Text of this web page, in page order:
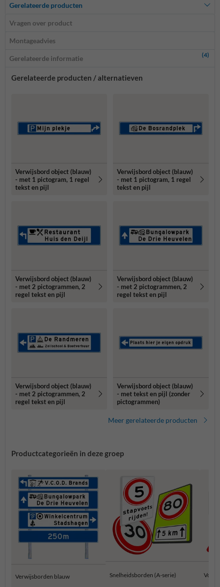
Gerelateerde producten
Vragen over product
Montageadvies
Gerelateerde informatie (4)
Gerelateerde producten / alternatieven
Verwijsbord object (blauw)
- met 1 pictogram, 1 regel
tekst en pijl
Verwijsbord object (blauw)
- met 1 pictogram, 1 regel
tekst en pijl
Verwijsbord object (blauw)
- met 2 pictogrammen, 2
regel tekst en pijl
Verwijsbord object (blauw)
- met 2 pictogrammen, 2
regel tekst en pijl
Verwijsbord object (blauw)
- met 2 pictogrammen, 2
regel tekst en pijl
Verwijsbord object (blauw)
- met tekst en pijl (zonder
pictogrammen)
Meer gerelateerde producten
Productcategorieën in deze groep
Verwijsborden blauw Snelheidsborden (A-serie)